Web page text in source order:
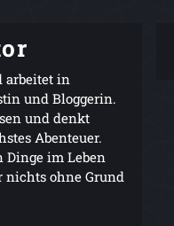
arbeitet in
und Bloggerin.
und denkt
Abenteuer.
Dinge im Leben
nichts ohne Grund